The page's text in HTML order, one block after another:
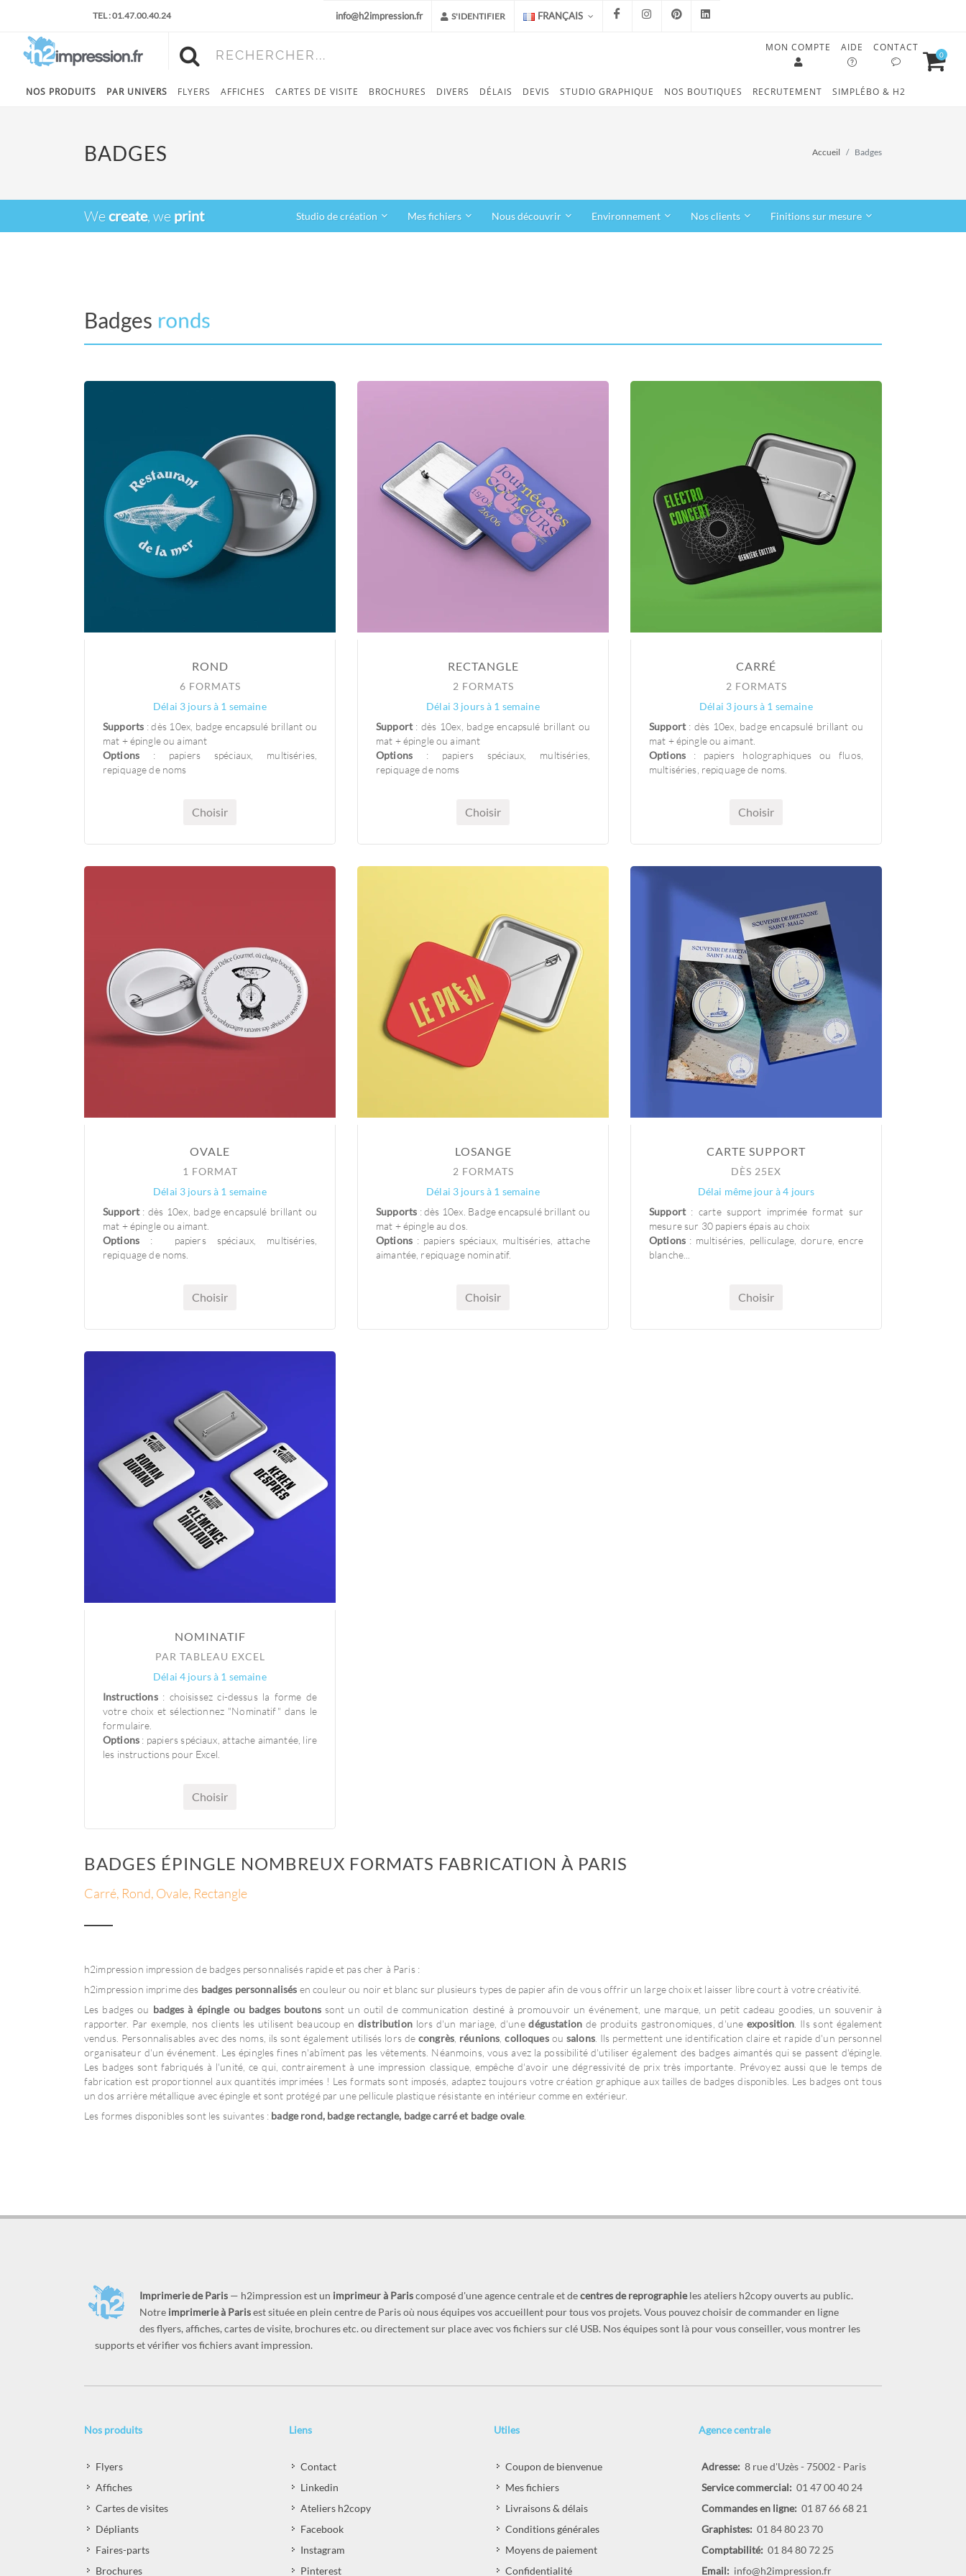
TEL : 01.47.00.40.24 info@h2impression.fr S'IDENTIFIER FRANÇAIS
RECHERCHER... 0
MON COMPTE AIDE CONTACT
NOS PRODUITS PAR UNIVERS FLYERS AFFICHES CARTES DE VISITE BROCHURES DIVERS DÉLAIS DEVIS STUDIO GRAPHIQUE NOS BOUTIQUES RECRUTEMENT SIMPLÉBO & H2
BADGES Accueil Badges
Wecreate, we print Studio de création Mes fichiers Nous découvrir Environnement Nos clients Finitions sur mesure
Badges ronds
ROND
6 FORMATS
Délai 3 jours à 1 semaine
Supports : dès 10ex, badge encapsulé brillant ou
mat + épingle ou aimant
Options : papiers spéciaux, multiséries,
repiquage de noms
Choisir
RECTANGLE
2 FORMATS
Délai 3 jours à 1 semaine
Support: dès 10ex, badge encapsulé brillant ou
mat + épingle ou aimant
Options : papiers spéciaux, multiséries,
repiquage de noms
Choisir
CARRÉ
2 FORMATS
Délai 3 jours à 1 semaine
Support: dès 10ex, badge encapsulé brillant ou
mat + épingle ou aimant.
Options : papiers holographiques ou fluos,
multiséries, repiquage de noms.
Choisir
OVALE
1 FORMAT
Délai 3 jours à 1 semaine
Support: dès 10ex, badge encapsulé brillant ou
mat + épingle ou aimant.
Options : papiers spéciaux, multiséries,
repiquage de noms.
Choisir
LOSANGE
2 FORMATS
Délai 3 jours à 1 semaine
Supports : dès 10ex. Badge encapsulé brillant ou
mat + épingle au dos.
Options : papiers spéciaux, multiséries, attache
aimantée, repiquage nominatif.
Choisir
CARTE SUPPORT
DÈS 25EX
Délai même jour à 4 jours
Support: carte support imprimée format sur
mesure sur 30 papiers épais au choix
Options : multiséries, pelliculage, dorure, encre
blanche...
Choisir
NOMINATIF
PAR TABLEAU EXCEL
Délai 4 jours à 1 semaine
Instructions: choisissez ci-dessus la forme de
votre choix et sélectionnez "Nominatif" dans le
formulaire.
Options : papiers spéciaux, attache aimantée, lire
les instructions pour Excel.
Choisir
BADGES ÉPINGLE NOMBREUX FORMATS FABRICATION À PARIS
Carré, Rond, Ovale, Rectangle
h2impression impression de badges personnalisés rapide et pas cher à Paris :
h2impression imprime des badges personnalisés en couleur ou noir et blanc sur plusieurs types de papier afin de vous offrir un large choix et laisser libre court à votre créativité.
Les badges ou badges à épingle ou badges boutonssont un outil de communication destiné à promouvoir un événement, une marque, un petit cadeau goodies, un souvenir à
rapporter. Par exemple, nos clients les utilisent beaucoup endistributionlors d'un mariage, d'unedégustation de produits gastronomiques, d'une exposition . Ils sont également
vendus. Personnalisables avec des noms, ils sont également utilisés lors decongrès réunions ,colloquesousalons. Ils permettent une identification claire et rapide d'un personnel
organisateur d'un événement. Les épingles fines n'abîment pas les vêtements. Néanmoins, vous avez la possibilité d'utiliser également des badges aimantés qui se passent d'épingle.
Les badges sont fabriqués à l'unité, ce qui, contrairement à une impression classique, empêche d'avoir une dégressivité de prix très importante. Prévoyez aussi que le temps de
fabrication est proportionnel aux quantités imprimées ! Les formats sont imposés, adaptez toujours votre création graphique aux tailles de badges disponibles. Les badges ont tous
un dos arrière métallique avec épingle et sont protégé par une pellicule plastique résistante en intérieur comme en extérieur.
Les formes disponibles sont les suivantes : badge rond, badge rectangle, badge carré et badge ovale.
Imprimerie de Paris — h2impression est un imprimeur à Pariscomposé d'une agence centrale et decentres de reprographieles ateliers h2copy ouverts au public.
Notre imprimerie à Parisest située en plein centre de Paris où nous équipes vos accueillent pour tous vos projets. Vous pouvez choisir de commander en ligne
des flyers, affiches, cartes de visite, brochures etc. ou directement sur place avec vos fichiers sur clé USB. Nos équipes sont là pour vous conseiller, vous montrer les
supports et vérifier vos fichiers avant impression.
Nos produits
Flyers
Affiches
Cartes de visites
Dépliants
Faires-parts
Brochures
Liens
Contact
Linkedin
Ateliers h2copy
Facebook
Instagram
Pinterest
Utiles
Coupon de bienvenue
Mes fichiers
Livraisons & délais
Conditions générales
Moyens de paiement
Confidentialité
Agence centrale
Adresse: 8 rue d'Uzès - 75002 - Paris
Service commercial: 01 47 00 40 24
Commandes en ligne: 01 87 66 68 21
Graphistes: 01 84 80 23 70
Comptabilité: 01 84 80 72 25
Email: info@h2impression.fr